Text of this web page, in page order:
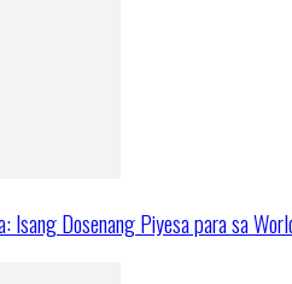
Isang Dosenang Piyesa para sa